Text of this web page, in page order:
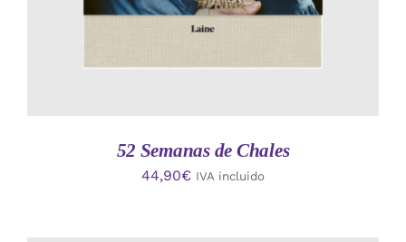
52 Semanas de Chales
44,90€ IVA incluido